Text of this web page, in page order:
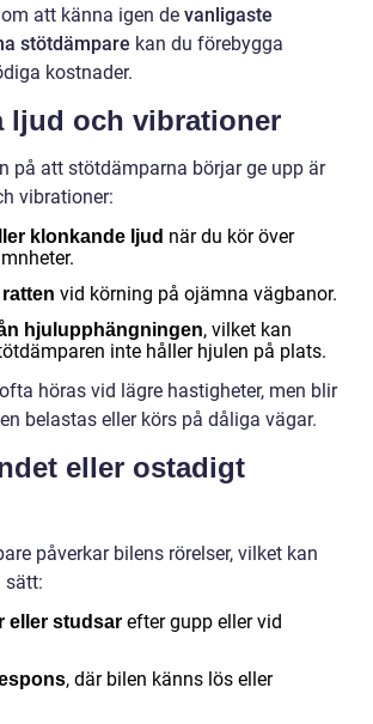
att känna igen de vanligaste
stötdämpare kan du förebygga
kostnader.
ljud och vibrationer
på att stötdämparna börjar ge upp är
vibrationer:
klonkande ljud när du kör över
vid körning på ojämna vägbanor.
hjulupphängningen, vilket kan
inte håller hjulen på plats.
höras vid lägre hastigheter, men blir
belastas eller körs på dåliga vägar.
eller ostadigt
påverkar bilens rörelser, vilket kan
sätt:
eller studsar efter gupp eller vid
, där bilen känns lös eller